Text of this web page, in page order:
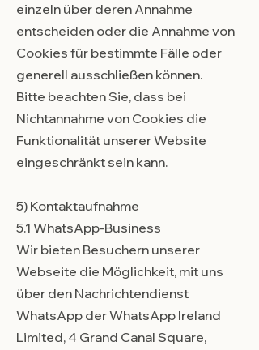
einzeln über deren Annahme
entscheiden oder die Annahme von
Cookies für bestimmte Fälle oder
generell ausschließen können.
Bitte beachten Sie, dass bei
Nichtannahme von Cookies die
Funktionalität unserer Website
eingeschränkt sein kann.
5) Kontaktaufnahme
5.1 WhatsApp-Business
Wir bieten Besuchern unserer
Webseite die Möglichkeit, mit uns
über den Nachrichtendienst
WhatsApp der WhatsApp Ireland
Limited, 4 Grand Canal Square,